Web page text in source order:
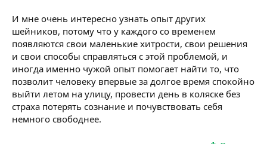
И мне очень интересно узнать опыт других
шейников, потому что у каждого со временем
появляются свои маленькие хитрости, свои решения
и свои способы справляться с этой проблемой, и
иногда именно чужой опыт помогает найти то, что
позволит человеку впервые за долгое время спокойно
выйти летом на улицу, провести день в коляске без
страха потерять сознание и почувствовать себя
немного свободнее.